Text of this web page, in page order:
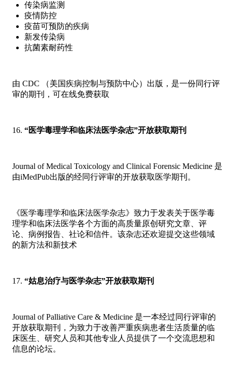
传染病监测
疫情防控
疫苗可预防的疾病
新发传染病
抗菌素耐药性
由 CDC （美国疾病控制与预防中心）出版，是一份同行评
审的期刊，可在线免费获取
“医学毒理学和临床法医学杂志”开放获取期刊
Journal of Medical Toxicology and Clinical Forensic Medicine 是
由iMedPub出版的经同行评审的开放获取医学期刊。
《医学毒理学和临床法医学杂志》致力于发表关于医学毒
理学和临床法医学各个方面的高质量原创研究文章、评
论、病例报告、社论和信件。该杂志还欢迎提交这些领域
的新方法和新技术
“姑息治疗与医学杂志”开放获取期刊
Journal of Palliative Care & Medicine 是一本经过同行评审的
开放获取期刊，为致力于改善严重疾病患者生活质量的临
床医生、研究人员和其他专业人员提供了一个交流思想和
信息的论坛。